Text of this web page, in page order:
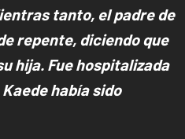
tanto, el padre de
repente, diciendo que
hija. Fue hospitalizada
había sido